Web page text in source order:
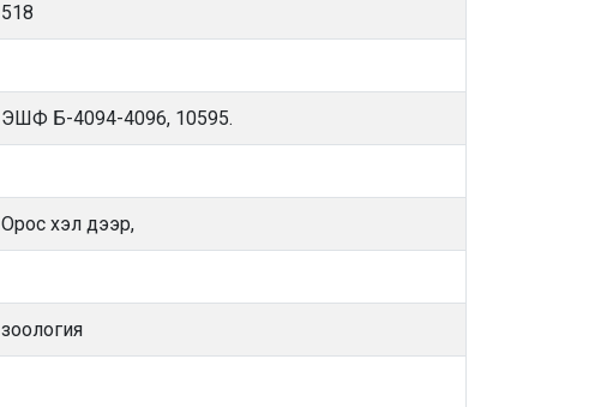
518
ЭШФ Б-4094-4096, 10595.
Орос хэл дээр,
зоология